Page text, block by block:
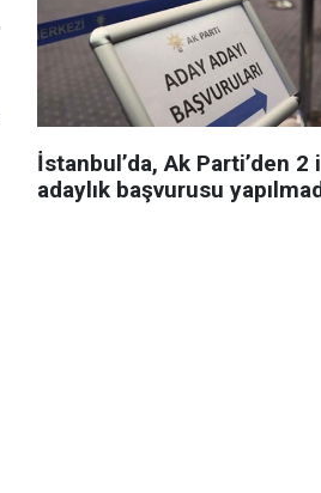
İstanbul’da, Ak Parti’den 2
adaylık başvurusu